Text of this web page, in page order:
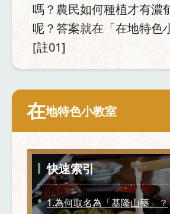
嗎？農民如何種植才有濃
呢？答案就在「在地特色
[註01]
在地特色小教室
快速索引
1.為何取名為「基隆山藥」？